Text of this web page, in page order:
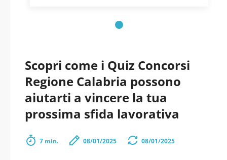
Scopri come i Quiz Concorsi
Regione Calabria possono
aiutarti a vincere la tua
prossima sfida lavorativa
7 min. 08/01/2025 08/01/2025